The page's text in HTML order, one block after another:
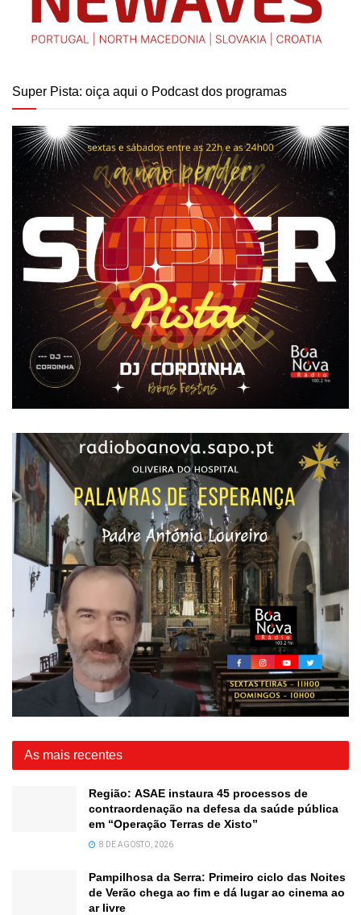
Super Pista: oiça aqui o Podcast dos programas
As mais recentes
Região: ASAE instaura 45 processos de
contraordenação na defesa da saúde pública
em “Operação Terras de Xisto”
8 DE AGOSTO, 2026
Pampilhosa da Serra: Primeiro ciclo das Noites
de Verão chega ao fim e dá lugar ao cinema ao
ar livre